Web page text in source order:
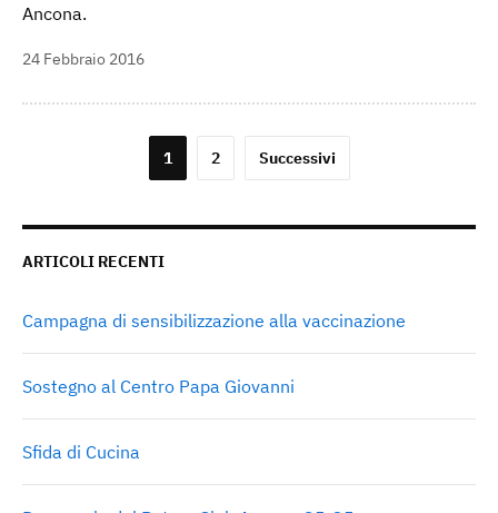
Ancona.
24 Febbraio 2016
Paginazione
articoli
1 2 Successivi
ARTICOLI RECENTI
Campagna di sensibilizzazione alla vaccinazione
Sostegno al Centro Papa Giovanni
Sfida di Cucina